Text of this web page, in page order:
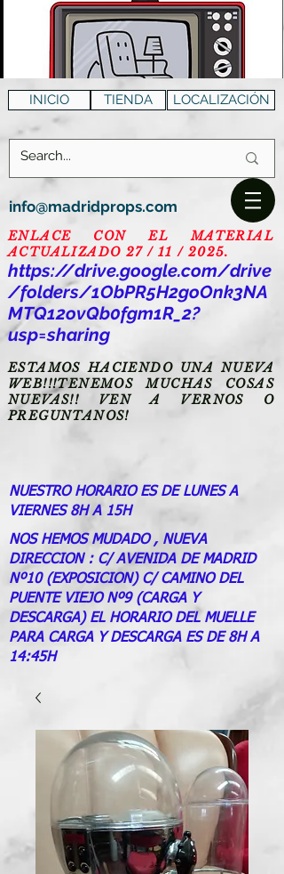
INICIO TIENDA LOCALIZACIÓN
info@madridprops.com
ENLACE CON EL MATERIAL
ACTUALIZADO 27 / 11 / 2025.
https://drive.google.com/drive
/folders/1ObPR5H2goOnk3NA
MTQ12ovQb0fgm1R_2?
usp=sharing
ESTAMOS HACIENDO UNA NUEVA
WEB!!!TENEMOS MUCHAS COSAS
NUEVAS!! VEN A VERNOS O
PREGUNTANOS!
NUESTRO HORARIO ES DE LUNES A
VIERNES 8H A 15H
NOS HEMOS MUDADO , NUEVA
DIRECCION : C/ AVENIDA DE MADRID
Nº10 (EXPOSICION) C/ CAMINO DEL
PUENTE VIEJO Nº9 (CARGA Y
DESCARGA) EL HORARIO DEL MUELLE
PARA CARGA Y DESCARGA ES DE 8H A
14:45H